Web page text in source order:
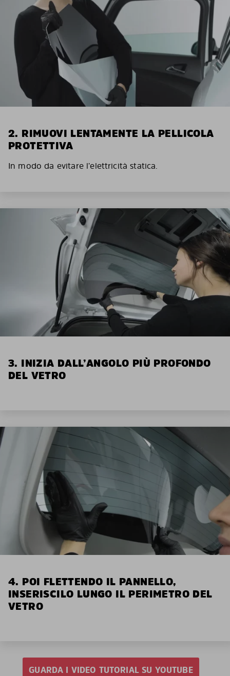
2. RIMUOVI LENTAMENTE LA PELLICOLA
PROTETTIVA
In modo da evitare l’elettricità statica.
3. INIZIA DALL’ANGOLO PIÙ PROFONDO
DEL VETRO
4. POI FLETTENDO IL PANNELLO,
INSERISCILO LUNGO IL PERIMETRO DEL
VETRO
GUARDA I VIDEO TUTORIAL SU YOUTUBE